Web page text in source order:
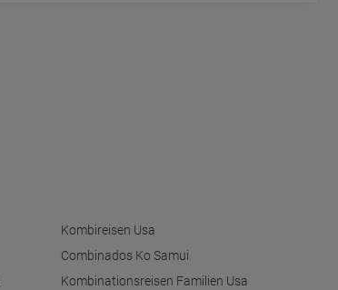
Kombireisen Usa
Combinados Ko Samui
Kombinationsreisen Familien Usa